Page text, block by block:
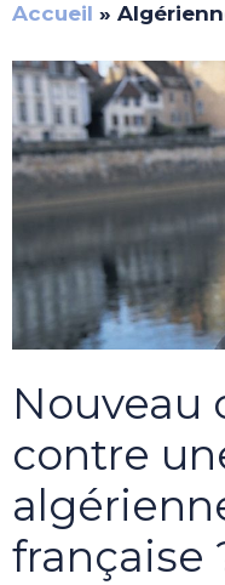
Accueil »
Nouveau
contre
française